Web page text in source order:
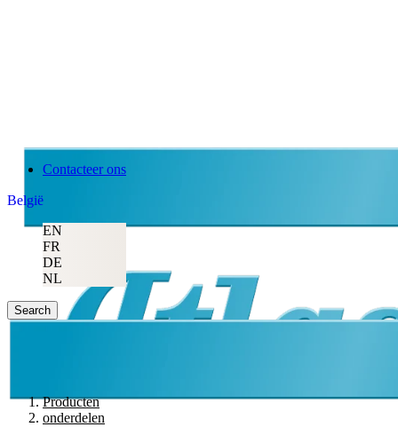
Contacteer ons
België
EN
FR
DE
NL
Search
Producten
onderdelen